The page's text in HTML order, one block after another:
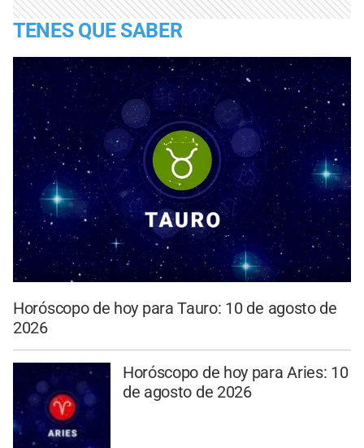
TENES QUE SABER
Horóscopo de hoy para Tauro: 10 de agosto de
2026
Horóscopo de hoy para Aries: 10
de agosto de 2026